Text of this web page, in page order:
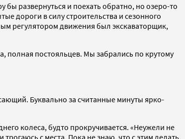
бы развернуться и поехать обратно, но озеро-то
дороги в силу строительства и сезонного
регулятором движения был экскаваторщик,
полная постояльцев. Мы забрались по крутому
Буквально за считанные минуты ярко-
колеса, будто прокручивается. «Неужели не
с места. Пока не знаю, что с этим делать,